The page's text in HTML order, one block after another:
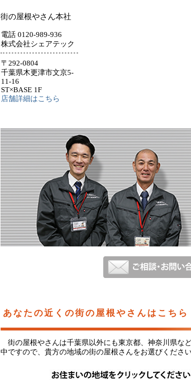
街の屋根やさん本社
電話 0120-989-936
株式会社シェアテック
〒292-0804
千葉県木更津市文京5-
11-16
ST×BASE 1F
店舗詳細はこちら
あなたの近くの街の屋根やさんはこちら
街の屋根やさんは千葉県以外にも東京都、神奈川県な
中ですので、貴方の地域の街の屋根さんをお選びください